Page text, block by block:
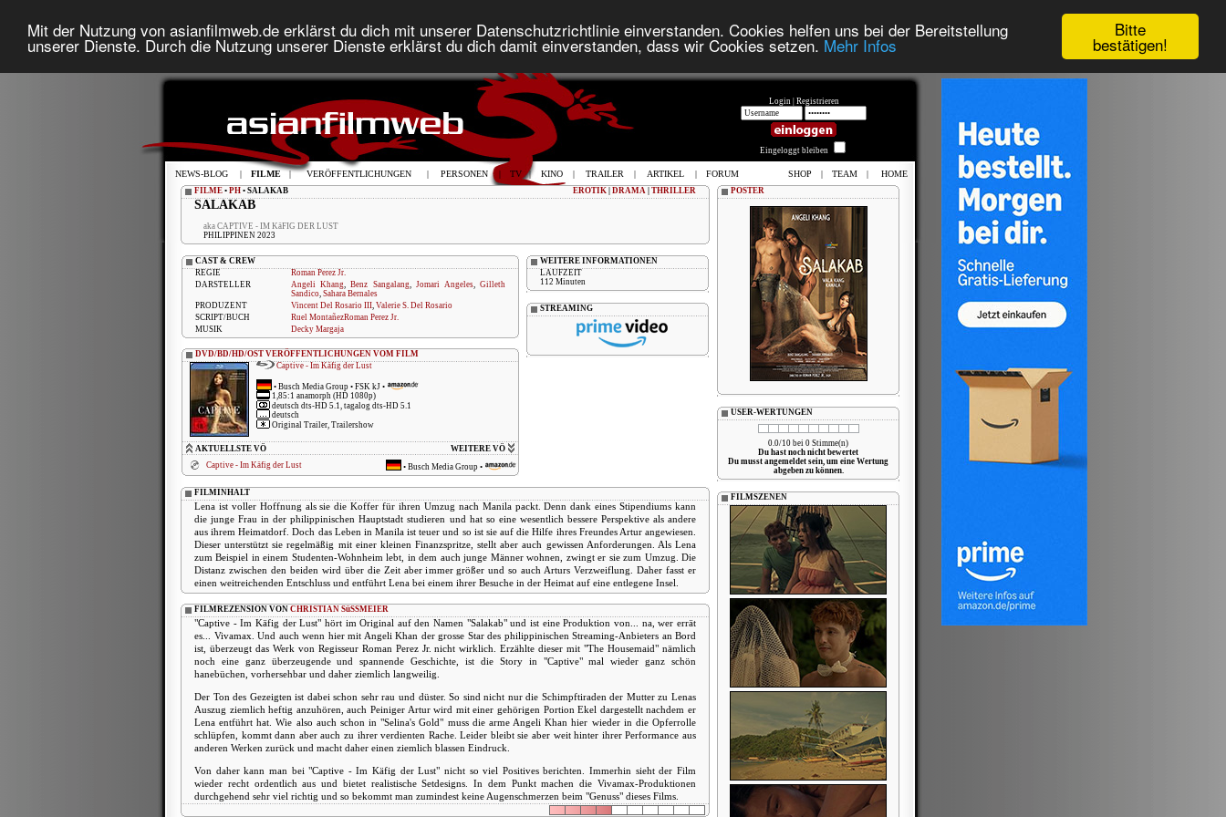
Bitte
bestätigen!
Mit der Nutzung von asianfilmweb.de erklärst du dich mit unserer Datenschutzrichtlinie einverstanden. Cookies helfen uns bei der Bereitstellung
unserer Dienste. Durch die Nutzung unserer Dienste erklärst du dich damit einverstanden, dass wir Cookies setzen. Mehr Infos
NEWS-BLOG | FILME | VERÖFFENTLICHUNGEN | PERSONEN | TV | KINO | TRAILER | ARTIKEL | FORUM SHOP | TEAM | HOME
Login | Registrieren
Eingeloggt bleiben
EROTIK DRAMA THRILLER
FILME • PH • SALAKAB
SALAKAB
aka CAPTIVE - IM KäFIG DER LUST
PHILIPPINEN 2023
CAST & CREW
REGIE
Roman Perez Jr.
DARSTELLER
Angeli Khang,Benz Sangalang, Jomari Angeles,Gilleth
Sandico, Sahara Bernales
PRODUZENT
Vincent Del Rosario III, Valerie S. Del Rosario
SCRIPT/BUCH
Ruel MontañezRoman Perez Jr.
MUSIK
Decky Margaja
DVD/BD/HD/OST VERÖFFENTLICHUNGEN VOM FILM
Captive - Im Käfig der Lust
• Busch Media Group • FSK kJ •
1,85:1 anamorph (HD 1080p)
deutsch dts-HD 5.1, tagalog dts-HD 5.1
deutsch
Original Trailer, Trailershow
WEITERE VÖ
AKTUELLSTE VÖ
Captive - Im Käfig der Lust
• Busch Media Group •
WEITERE INFORMATIONEN
LAUFZEIT
112 Minuten
STREAMING
FILMINHALT
Lena ist voller Hoffnung als sie die Koffer für ihren Umzug nach Manila packt. Denn dank eines Stipendiums kann
die junge Frau in der philippinischen Hauptstadt studieren und hat so eine wesentlich bessere Perspektive als andere
aus ihrem Heimatdorf. Doch das Leben in Manila ist teuer und so ist sie auf die Hilfe ihres Freundes Artur angewiesen.
Dieser unterstützt sie regelmäßig mit einer kleinen Finanzspritze, stellt aber auch gewissen Anforderungen. Als Lena
zum Beispiel in einem Studenten-Wohnheim lebt, in dem auch junge Männer wohnen, zwingt er sie zum Umzug. Die
Distanz zwischen den beiden wird über die Zeit aber immer größer und so auch Arturs Verzweiflung. Daher fasst er
einen weitreichenden Entschluss und entführt Lena bei einem ihrer Besuche in der Heimat auf eine entlegene Insel.
FILMREZENSION VON CHRISTIAN SüSSMEIER
"Captive - Im Käfig der Lust" hört im Original auf den Namen "Salakab" und ist eine Produktion von... na, wer errät
es... Vivamax. Und auch wenn hier mit Angeli Khan der grosse Star des philippinischen Streaming-Anbieters an Bord
ist, überzeugt das Werk von Regisseur Roman Perez Jr. nicht wirklich. Erzählte dieser mit "The Housemaid" nämlich
noch eine ganz überzeugende und spannende Geschichte, ist die Story in "Captive" mal wieder ganz schön
hanebüchen, vorhersehbar und daher ziemlich langweilig.
Der Ton des Gezeigten ist dabei schon sehr rau und düster. So sind nicht nur die Schimpftiraden der Mutter zu Lenas
Auszug ziemlich heftig anzuhören, auch Peiniger Artur wird mit einer gehörigen Portion Ekel dargestellt nachdem er
Lena entführt hat. Wie also auch schon in "Selina's Gold" muss die arme Angeli Khan hier wieder in die Opferrolle
schlüpfen, kommt dann aber auch zu ihrer verdienten Rache. Leider bleibt sie aber weit hinter ihrer Performance aus
anderen Werken zurück und macht daher einen ziemlich blassen Eindruck.
Von daher kann man bei "Captive - Im Käfig der Lust" nicht so viel Positives berichten. Immerhin sieht der Film
wieder recht ordentlich aus und bietet realistische Setdesigns. In dem Punkt machen die Vivamax-Produktionen
durchgehend sehr viel richtig und so bekommt man zumindest keine Augenschmerzen beim "Genuss" dieses Films.
POSTER
USER-WERTUNGEN
0.0/10 bei 0 Stimme(n)
Du hast noch nicht bewertet
Du musst angemeldet sein, um eine Wertung
abgeben zu können.
FILMSZENEN